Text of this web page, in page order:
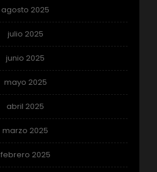
agosto 2025
julio 2025
junio 2025
mayo 2025
abril 2025
marzo 2025
febrero 2025